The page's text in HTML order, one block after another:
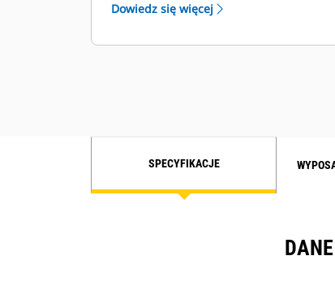
umożliwia pracę równoległą,
Dowiedz się więcej
SPECYFIKACJE